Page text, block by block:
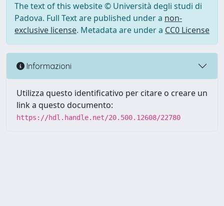
The text of this website © Università degli studi di
Padova. Full Text are published under a non-
exclusive license. Metadata are under a CC0 License
Informazioni
Utilizza questo identificativo per citare o creare un
link a questo documento:
https://hdl.handle.net/20.500.12608/22780